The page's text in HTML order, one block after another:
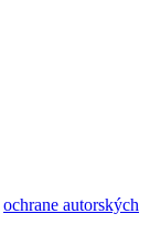
ochrane autorských